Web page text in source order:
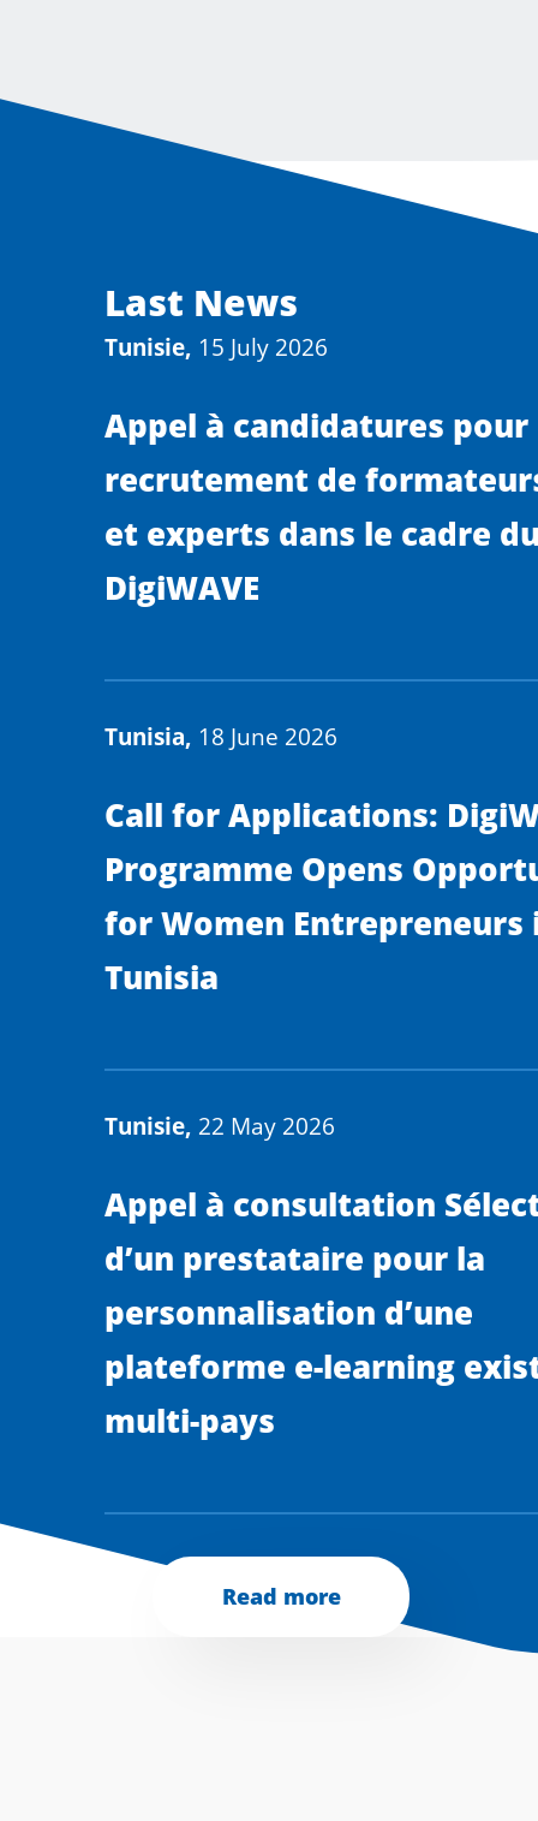
Last News
Tunisie, 15 July 2026
Appel à candidatures pour
recrutement de
et experts dans le cadre
DigiWAVE
Tunisia, 18 June 2026
Call for Applications:
Programme Opens
for Women Entrepreneurs
Tunisia
Tunisie, 22 May 2026
Appel à consultation
d’un prestataire pour la
personnalisation d’une
plateforme e-learning
multi-pays
Read more